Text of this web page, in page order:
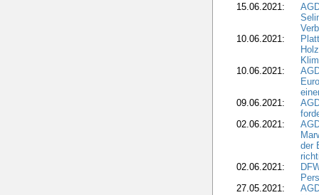
15.06.2021:
10.06.2021:
10.06.2021:
09.06.2021:
02.06.2021:
der
02.06.2021:
27.05.2021: